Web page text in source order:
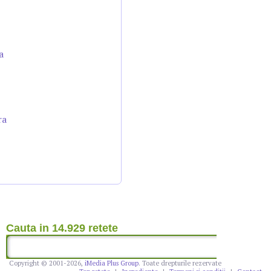
Cauta in 14.929 retete
Copyright © 2001-2026, iMedia Plus Group. Toate drepturile rezervate